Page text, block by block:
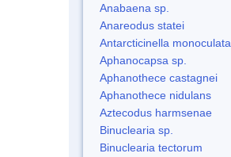
Anabaena sp.
Anareodus statei
Antarcticinella monoculata
Aphanocapsa sp.
Aphanothece castagnei
Aphanothece nidulans
Aztecodus harmsenae
Binuclearia sp.
Binuclearia tectorum